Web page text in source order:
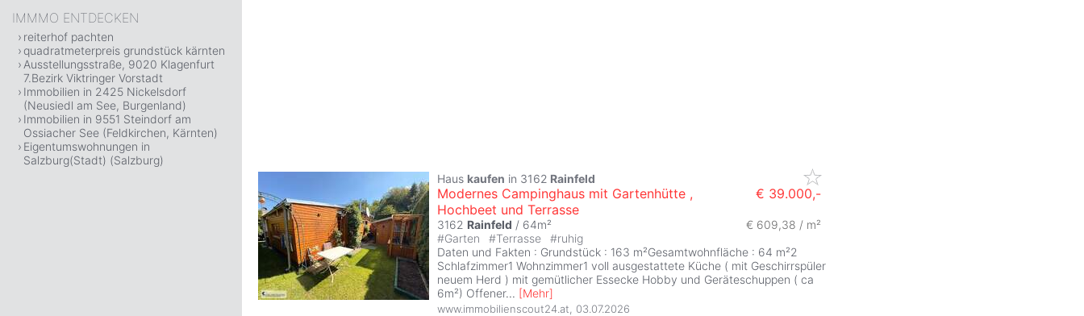
Haus kaufen in 3162 Rainfeld
Modernes Campinghaus mit Gartenhütte ,
Hochbeet und Terrasse
€ 39.000,-
3162 Rainfeld / 64m²
€ 609,38 / m²
#Garten #Terrasse #ruhig
Daten und Fakten : Grundstück : 163 m²Gesamtwohnfläche : 64 m²2
Schlafzimmer1 Wohnzimmer1 voll ausgestattete Küche ( mit Geschirrspüler
neuem Herd ) mit gemütlicher Essecke Hobby und Geräteschuppen ( ca
6m²) Offener... [Mehr]
www.immobilienscout24.at 03.07.2026
IMMMO ENTDECKEN
reiterhof pachten
quadratmeterpreis grundstück kärnten
Ausstellungsstraße, 9020 Klagenfurt
7.Bezirk Viktringer Vorstadt
Immobilien in 2425 Nickelsdorf
(Neusiedl am See, Burgenland)
Immobilien in 9551 Steindorf am
Ossiacher See (Feldkirchen, Kärnten)
Eigentumswohnungen in
Salzburg(Stadt) (Salzburg)